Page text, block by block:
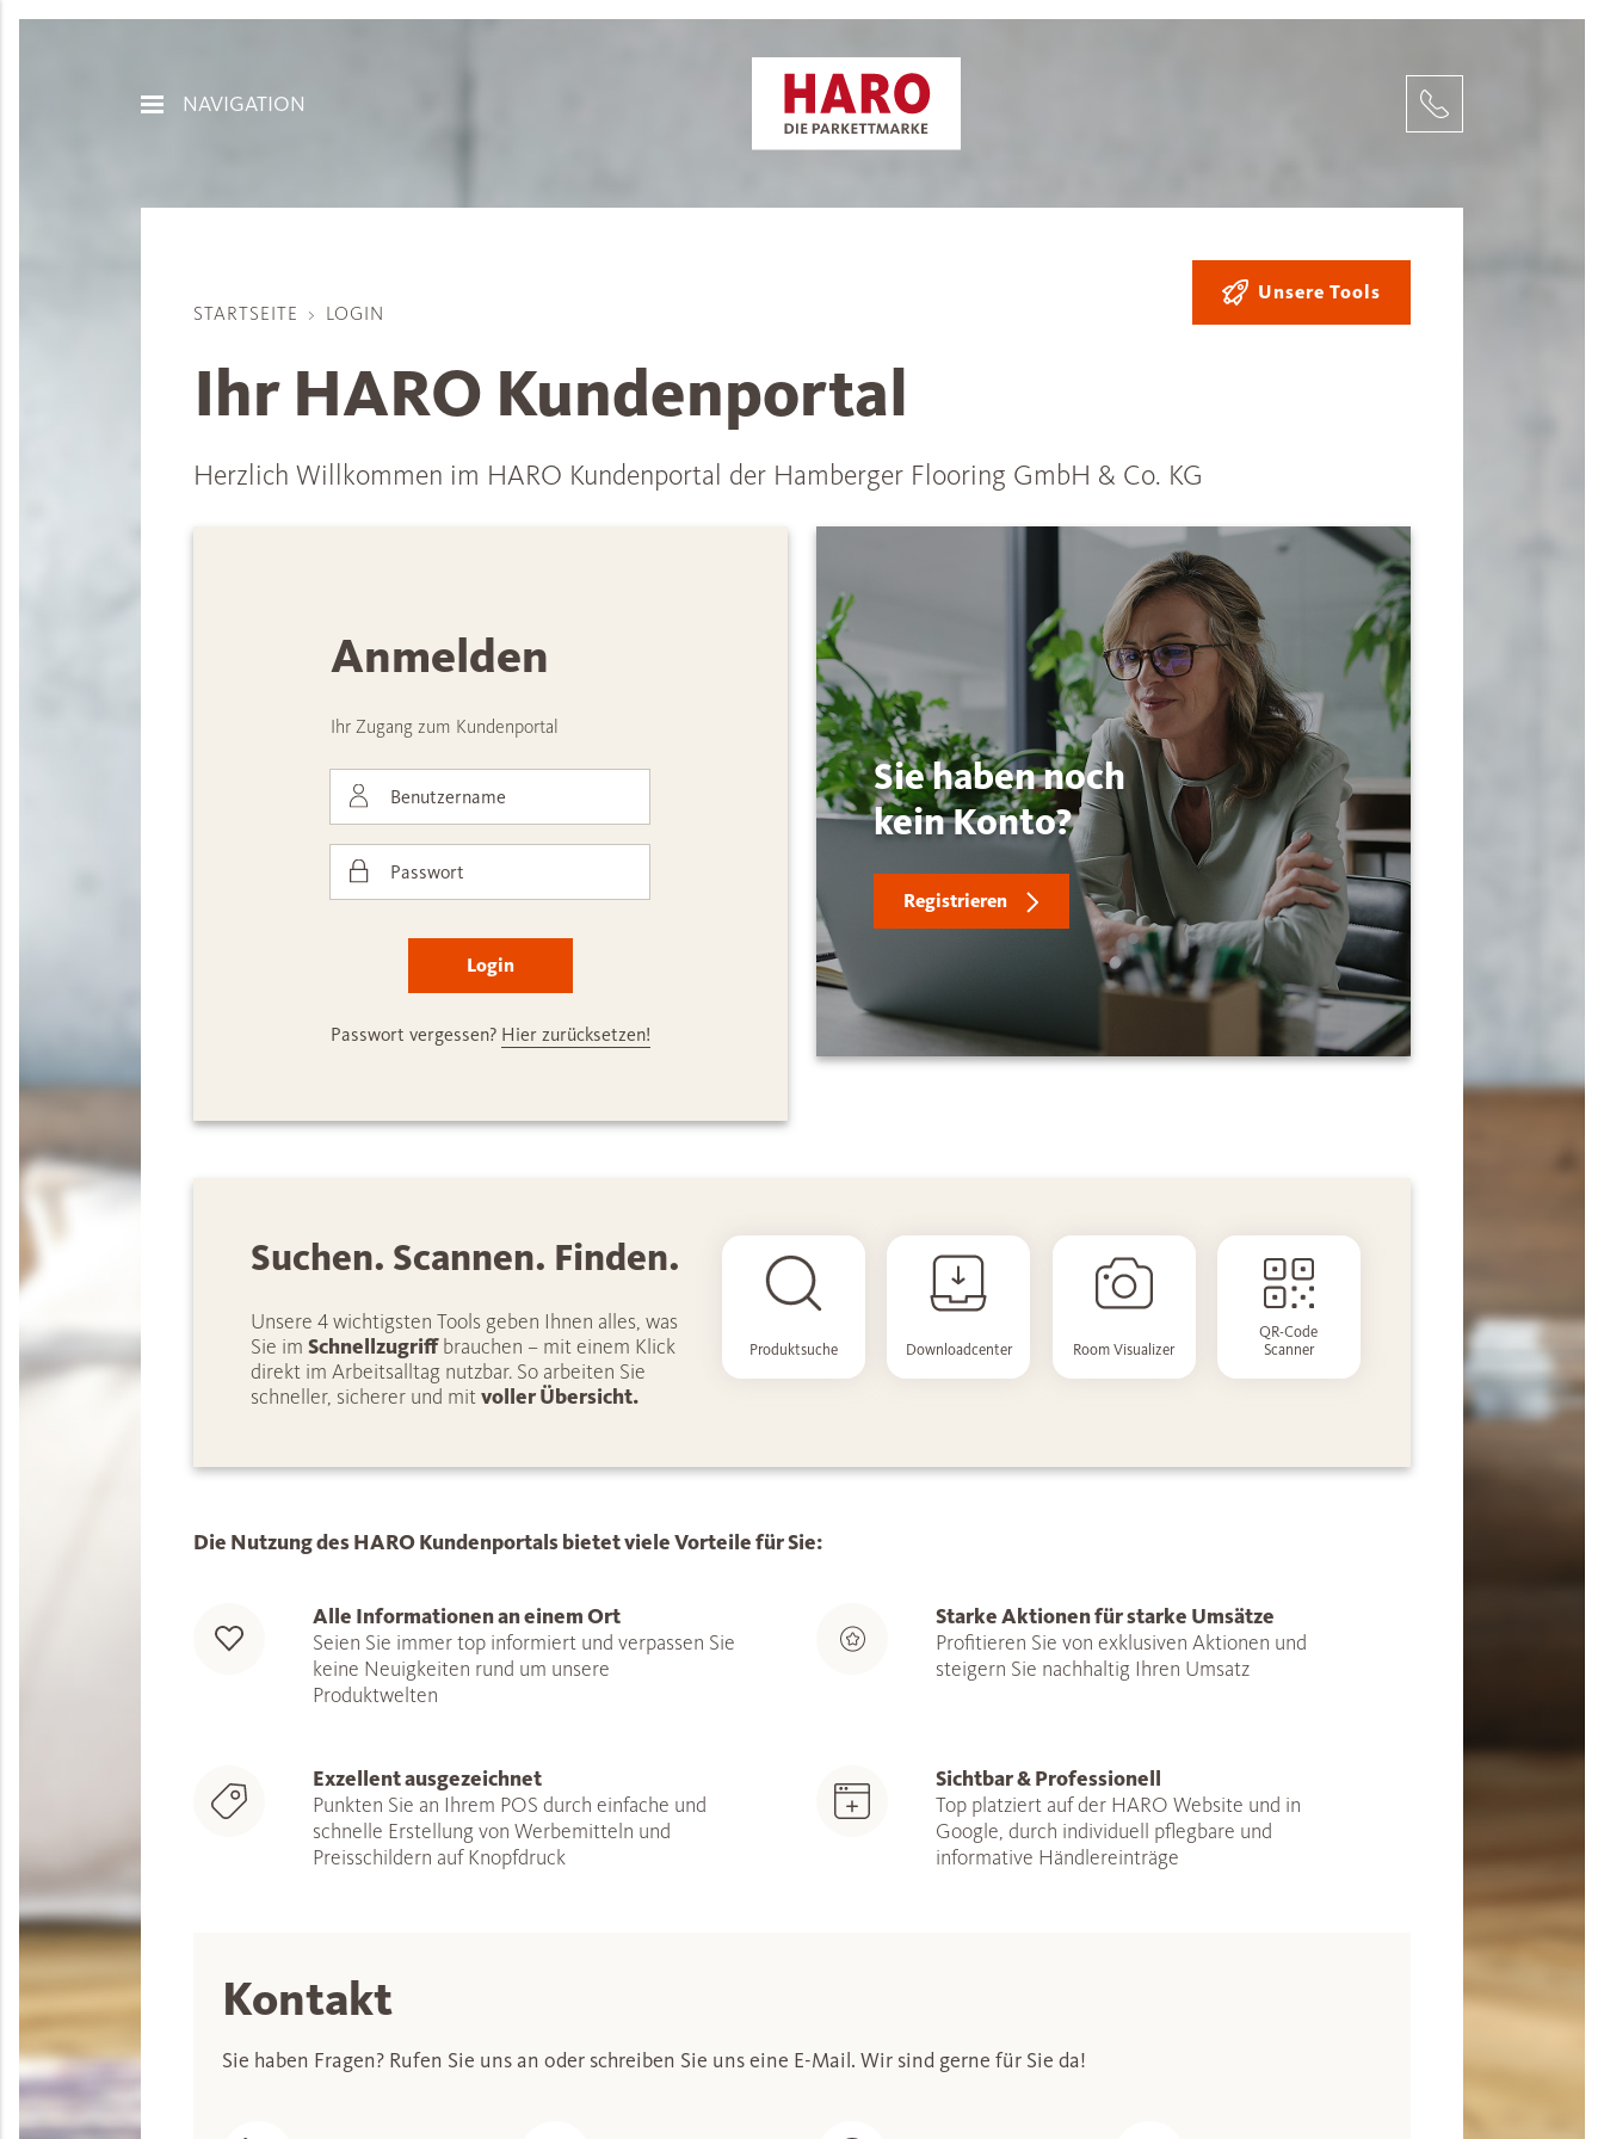
NAVIGATION
STARTSEITE LOGIN
Unsere Tools
Ihr HARO Kundenportal
Herzlich Willkommen im HARO Kundenportal der Hamberger Flooring GmbH & Co. KG
Anmelden
Ihr Zugang zum Kundenportal
Login
Passwort vergessen? Hier zurücksetzen!
Anmelden
Sie haben noch
kein Konto?
Registrieren
Suchen. Scannen. Finden.
Unsere 4 wichtigsten Tools geben Ihnen alles, was
Sie im Schnellzugriffbrauchen – mit einem Klick
direkt im Arbeitsalltag nutzbar. So arbeiten Sie
schneller, sicherer und mitvoller Übersicht.
Produktsuche Downloadcenter Room Visualizer
QR-Code
Scanner
Die Nutzung des HARO Kundenportals bietet viele Vorteile für Sie:
Alle Informationen an einem Ort
Seien Sie immer top informiert und verpassen Sie
keine Neuigkeiten rund um unsere
Produktwelten
Starke Aktionen für starke Umsätze
Profitieren Sie von exklusiven Aktionen und
steigern Sie nachhaltig Ihren Umsatz
Exzellent ausgezeichnet
Punkten Sie an Ihrem POS durch einfache und
schnelle Erstellung von Werbemitteln und
Preisschildern auf Knopfdruck
Sichtbar & Professionell
Top platziert auf der HARO Website und in
Google, durch individuell pflegbare und
informative Händlereinträge
Kontakt
Sie haben Fragen? Rufen Sie uns an oder schreiben Sie uns eine E-Mail. Wir sind gerne für Sie da!